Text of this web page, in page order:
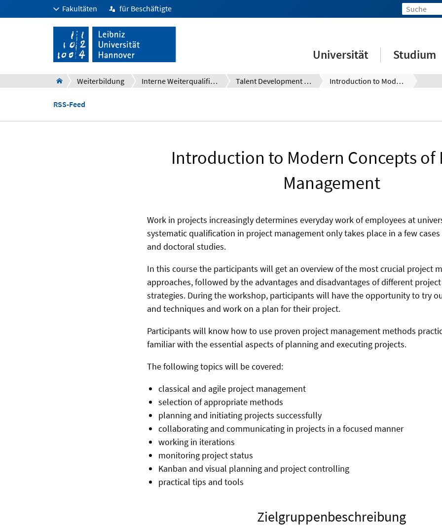
Fakultäten für Beschäftigte
Universität Studium
Weiterbildung Interne Weiterqualifizierung und Personalentwicklung Talent Development System (TDS) Introduction to Modern Concepts of Project Management
RSS-Feed
Introduction to Modern Concepts of
Management
Work in projects increasingly determines everyday work of employees at
systematic qualification in project management only takes place in a few
and doctoral studies.
In this course the participants will get an overview of the most crucial project
approaches, followed by the advantages and disadvantages of different
strategies. During the workshop, participants will have the opportunity to try
and techniques and work on a plan for their project.
Participants will know how to use proven project management methods
familiar with the essential aspects of planning and executing projects.
The following topics will be covered:
classical and agile project management
selection of appropriate methods
planning and initiating projects successfully
collaborating and communicating in projects in a focused manner
working in iterations
monitoring project status
Kanban and visual planning and project controlling
practical tips and tools
Zielgruppenbeschreibung